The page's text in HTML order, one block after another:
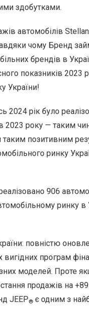
здобутками.
автомобілів
чому Бренд
брендів в
показників 2023
України!
2024 рік було
2023 року — таким
позитивним
ринку
906
ринку в
повністю
вигідних програм
моделей. Проте
продажів на
JEEP® є одним з